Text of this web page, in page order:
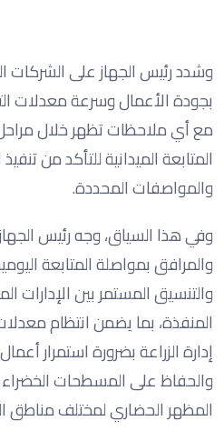
وشدد رئيس الجهاز على الشركات
بجودة الأعمال وسرعة معدلات
مع أي ملاحظات تظهر خلال
المتابعة الميدانية للتأكد من
والمواصفات المحددة.
وفي هذا السياق، وجه رئيس
والمرافق بمواصلة المتابعة
والتنسيق المستمر بين الإدارات
المنفذة، بما يضمن انتظام
إدارة الزراعة بضرورة استمرار
والحفاظ على المسطحات الخضراء
المظهر الحضاري لمختلف مناطق